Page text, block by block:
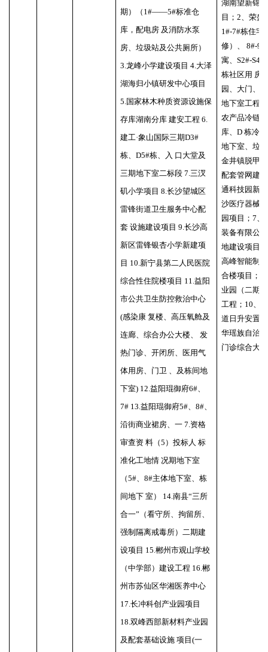
期）（1#——5#标准仓
库，配电房 及消防水泵
房、垃圾站及公共厕所）
3.龙峰小学建设项目 4.大泽
湖海归小镇研发中心项目
5.国家林木种质资源设施保
存库湖南分库 建安工程 6.
建工·象山国际三期D3#
栋、D5#栋、入 口大堂及
三期地下室二标段 7.三汊
矶小学项目 8.长沙望城区
雷锋街道卫生服务中心配
套 设施建设项目 9.长沙高
新区雷锋银杏小学新建项
目 10.新宁县第二人民医院
综合性住院楼项目 11.益阳
市公共卫生防控救治中心
(感染康 复楼、高压氧舱及
连廊、综合办公大楼、 发
热门诊、开闭所、医用气
体用房、门卫 、及栋间地
下室) 12.益阳琨御府6#、
7# 13.益阳琨御府5#、8#、
沿街商业裙房、一 7.资格
审查资 料（5）投标人 标
准化工地情 况期地下室
（5#、8#主体地下室、栋
间地下 室） 14.南县“三所
合一”（看守所、拘留所、
强制隔离戒毒所）二期建
设项目 15.郴州市观山学校
（中学部）建设工程 16.郴
州市苏仙区华湘医养中心
17.长冲科创产业园项目
18.双峰西部新材料产业园
及配套基础设施 项目(一
湖南望新锦
目；2、荣盛
1#-7#栋住宅
修）、 8#-
寓、S2#-S4#
栋社区用 房
园、大门、
地下室工程
农产品冷链
库、D 栋冷
地下室、垃
金井镇脱甲
配套管网建
通科技园新
沙医疗器械
园项目；7、
装备有限公
地建设项目
高峰智能制
合楼项目；9
业园（二期
工程；10、
道日升安置
华瑶族自治
门诊综合大